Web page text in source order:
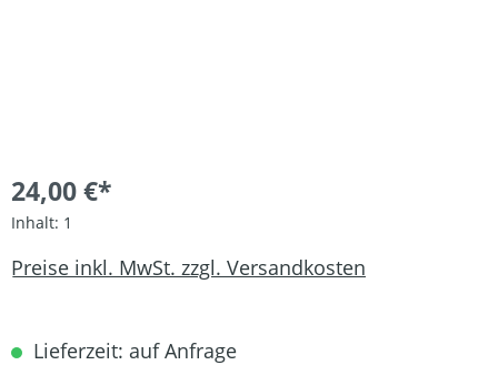
24,00 €*
Inhalt: 1
Preise inkl. MwSt. zzgl. Versandkosten
Lieferzeit: auf Anfrage